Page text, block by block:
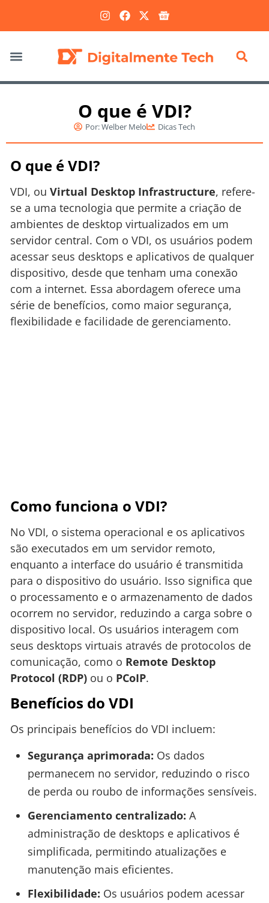
O que é VDI?
Por:Welber Melo Dicas Tech
O que é VDI?
VDI, ou Virtual Desktop Infrastructure, refere-
se a uma tecnologia que permite a criação de
ambientes de desktop virtualizados em um
servidor central. Com o VDI, os usuários podem
acessar seus desktops e aplicativos de qualquer
dispositivo, desde que tenham uma conexão
com a internet. Essa abordagem oferece uma
série de benefícios, como maior segurança,
flexibilidade e facilidade de gerenciamento.
Como funciona o VDI?
No VDI, o sistema operacional e os aplicativos
são executados em um servidor remoto,
enquanto a interface do usuário é transmitida
para o dispositivo do usuário. Isso significa que
o processamento e o armazenamento de dados
ocorrem no servidor, reduzindo a carga sobre o
dispositivo local. Os usuários interagem com
seus desktops virtuais através de protocolos de
comunicação, como o Remote Desktop
Protocol (RDP) ou o PCoIP.
Benefícios do VDI
Os principais benefícios do VDI incluem:
Segurança aprimorada: Os dados
permanecem no servidor, reduzindo o risco
de perda ou roubo de informações sensíveis.
Gerenciamento centralizado: A
administração de desktops e aplicativos é
simplificada, permitindo atualizações e
manutenção mais eficientes.
Flexibilidade: Os usuários podem acessar